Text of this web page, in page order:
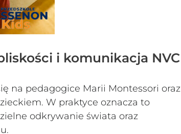
i komunikacja NVC
na pedagogice Marii Montessori oraz
W praktyce oznacza to
odkrywanie świata oraz